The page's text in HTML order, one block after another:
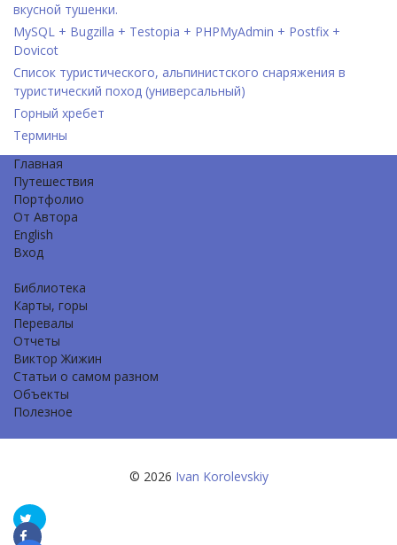
вкусной тушенки.
MySQL + Bugzilla + Testopia + PHPMyAdmin + Postfix +
Dovicot
Список туристического, альпинистского снаряжения в
туристический поход (универсальный)
Горный хребет
Термины
Главная
Путешествия
Портфолио
От Автора
English
Вход
Библиотека
Карты, горы
Перевалы
Отчеты
Виктор Жижин
Статьи о самом разном
Объекты
Полезное
© 2026 Ivan Korolevskiy